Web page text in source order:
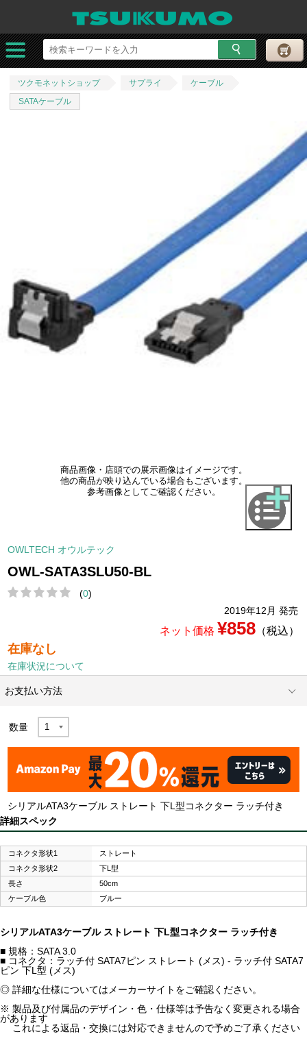
ツクモネットショップ サプライ
ケーブル
SATAケーブル
商品画像・店頭での展示画像はイメージです。
他の商品が映り込んでいる場合もございます。
参考画像としてご確認ください。
OWLTECH オウルテック
OWL-SATA3SLU50-BL
(0)
2019年12月 発売
ネット価格 ¥858（税込）
在庫なし
在庫状況について
お支払い方法
数量
シリアルATA3ケーブル ストレート 下L型コネクター ラッチ付き
詳細スペック
コネクタ形状1
ストレート
コネクタ形状2
下L型
長さ
50cm
ケーブル色
ブルー
シリアルATA3ケーブル ストレート 下L型コネクター ラッチ付き
■ 規格：SATA 3.0
■ コネクタ：ラッチ付 SATA7ピン ストレート (メス) - ラッチ付 SATA7
ピン 下L型 (メス)
◎ 詳細な仕様についてはメーカーサイトをご確認ください。
※ 製品及び付属品のデザイン・色・仕様等は予告なく変更される場合
があります
これによる返品・交換には対応できませんので予めご了承ください